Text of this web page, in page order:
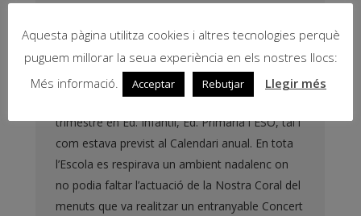
Reunió de pares i mares
Ahir vam realitzar les reunions de tancament de
trimestre en Ed. Infantil, Ed. Primària i ESO, tal i
com estava previst al Calendari anual. En tota
l’Escola es respirava un ambient nadalenc on
no podia faltar l’actuació de la Nostra Coral del
menuts que va realitzar un entranyable Concert
Aquesta pàgina utilitza cookies i altres tecnologies perquè
puguem millorar la seua experiència en els nostres llocs:
Més informació.
Acceptar Rebutjar Llegir més